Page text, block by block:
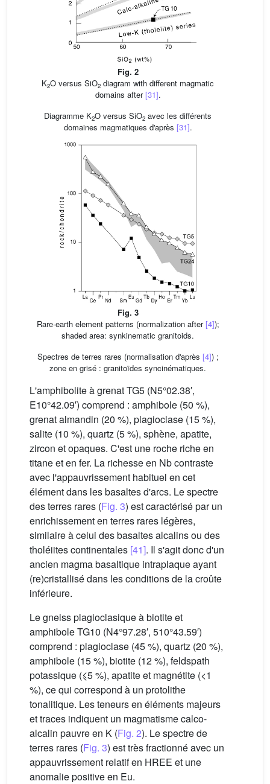
Fig. 2
K2O versus SiO2 diagram with different magmatic
domains after[31].
Diagramme K2O versus SiO2 avec les différents
domaines magmatiques d'après [31].
Fig. 3
Rare-earth element patterns (normalization after[4]);
shaded area: synkinematic granitoids.
Spectres de terres rares (normalisation d'après [4]) ;
zone en grisé : granitoïdes syncinématiques.
L'amphibolite à grenat TG5 (N5°02.38′,
E10°42.09′) comprend : amphibole (50 %),
grenat almandin (20 %), plagioclase (15 %),
salite (10 %), quartz (5 %), sphène, apatite,
zircon et opaques. C'est une roche riche en
titane et en fer. La richesse en Nb contraste
avec l'appauvrissement habituel en cet
élément dans les basaltes d'arcs. Le spectre
des terres rares (Fig. 3) est caractérisé par un
enrichissement en terres rares légères,
similaire à celui des basaltes alcalins ou des
tholéiites continentales [41]. Il s'agit donc d'un
ancien magma basaltique intraplaque ayant
(re)cristallisé dans les conditions de la croûte
inférieure.
Le gneiss plagioclasique à biotite et
amphibole TG10 (N4°97.28′, 510°43.59′)
comprend : plagioclase (45 %), quartz (20 %),
amphibole (15 %), biotite (12 %), feldspath
potassique (⩽5 %), apatite et magnétite (<1
%), ce qui correspond à un protolithe
tonalitique. Les teneurs en éléments majeurs
et traces indiquent un magmatisme calco-
alcalin pauvre en K (Fig. 2). Le spectre de
terres rares (Fig. 3) est très fractionné avec un
appauvrissement relatif en HREE et une
anomalie positive en Eu.